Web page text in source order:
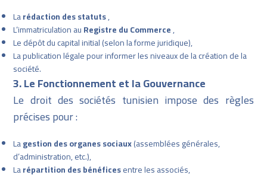
Larédaction des statuts,
L’immatriculation auRegistre du Commerce,
Le dépôt du capital initial (selon la forme juridique),
La publication légale pour informer les niveaux de la création de la
société.
3. Le Fonctionnement et la Gouvernance
Le droit des sociétés tunisien impose des règles
précises pour :
Lagestion des organes sociaux(assemblées générales,
d’administration, etc.),
Larépartition des bénéficesentre les associés,